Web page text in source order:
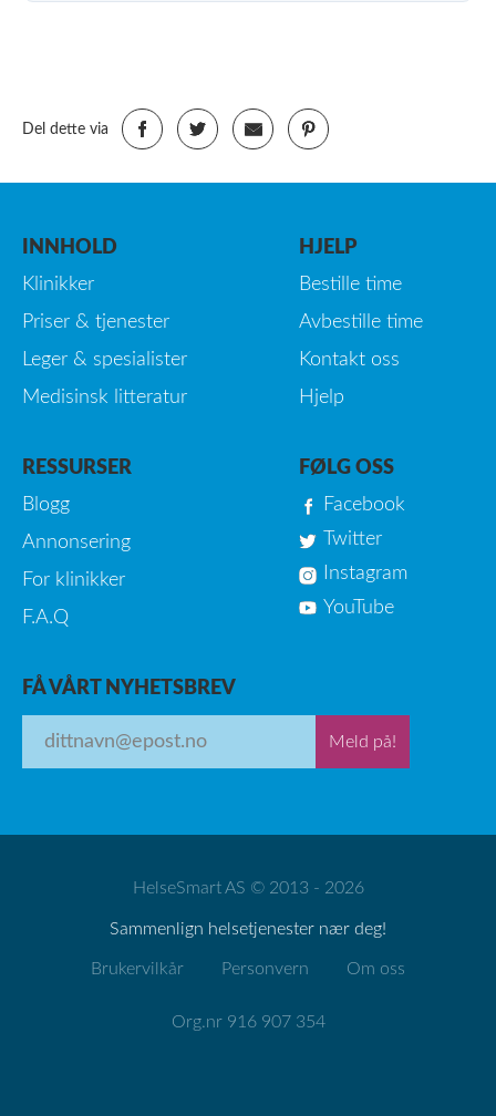
Del dette via
INNHOLD
Klinikker
Priser & tjenester
Leger & spesialister
Medisinsk litteratur
HJELP
Bestille time
Avbestille time
Kontakt oss
Hjelp
RESSURSER
Blogg
Annonsering
For klinikker
F.A.Q
FØLG OSS
Facebook
Twitter
Instagram
YouTube
FÅ VÅRT NYHETSBREV
Meld på!
HelseSmart AS © 2013 - 2026
Sammenlign helsetjenester nær deg!
Brukervilkår Personvern Om oss
Org.nr 916 907 354